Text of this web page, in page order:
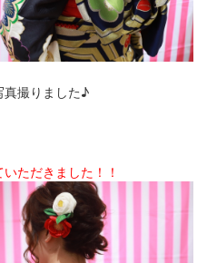
真撮りました♪
ただきました！！